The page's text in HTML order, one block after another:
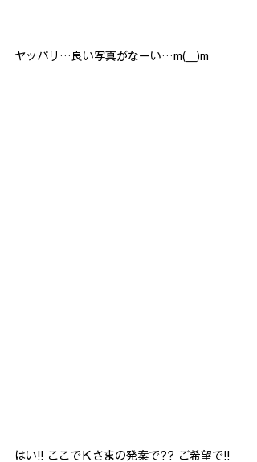
ヤッパリ…良い写真がなーい…m(__)m
はい!! ここでＫさまの発案で?? ご希望で!!